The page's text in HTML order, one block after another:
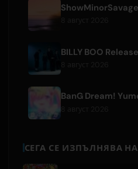
СЕГА СЕ ИЗПЪЛНЯВА НА